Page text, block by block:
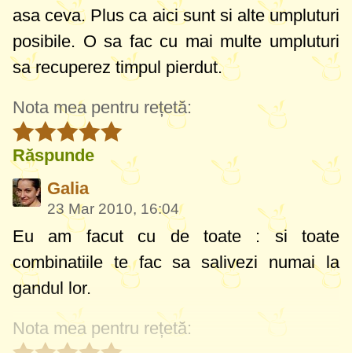
asa ceva. Plus ca aici sunt si alte umpluturi
posibile. O sa fac cu mai multe umpluturi
sa recuperez timpul pierdut.
Nota mea pentru rețetă:
Răspunde
Galia
23 Mar 2010, 16:04
Eu am facut cu de toate : si toate
combinatiile te fac sa salivezi numai la
gandul lor.
Nota mea pentru rețetă: